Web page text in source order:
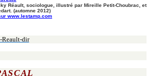
Réault, sociologue, illustré par Mireille Petit-Choubrac, et
(automne 2012)
www.lestamp.com
Reault-dir